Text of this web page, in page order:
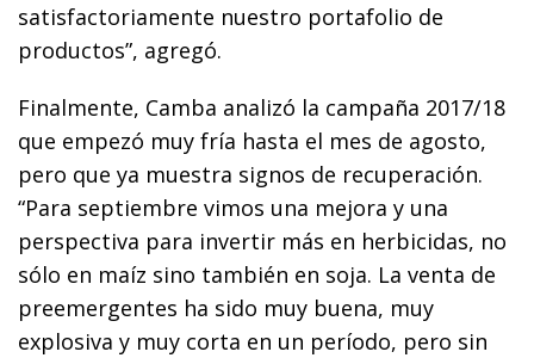
satisfactoriamente nuestro portafolio de
productos”, agregó.
Finalmente, Camba analizó la campaña 2017/18
que empezó muy fría hasta el mes de agosto,
pero que ya muestra signos de recuperación.
“Para septiembre vimos una mejora y una
perspectiva para invertir más en herbicidas, no
sólo en maíz sino también en soja. La venta de
preemergentes ha sido muy buena, muy
explosiva y muy corta en un período, pero sin